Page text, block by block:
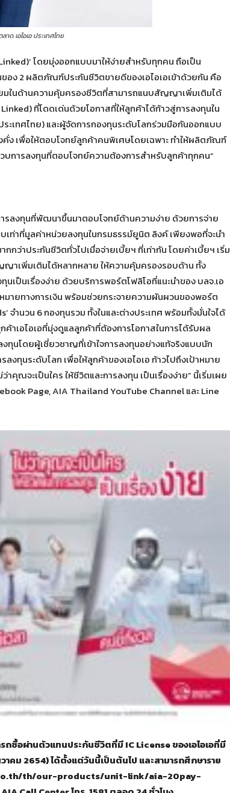
ด เอไอเอ ประเทศไทย
โดยมุ่งออกแบบมาให้ง่ายสำหรับทุกคน ถือเป็น
ง 2 ผลิตภัณฑ์ประกันชีวิตขายดีของเอไอเอเข้าด้วยกัน คือ
ในด้านความคุ้มครองชีวิตที่สามารถแนบสัญญาเพิ่มเติมได้
ที่โดดเด่นด้วยโอกาสที่ให้ลูกค้าได้ก้าวสู่การลงทุนใน
ะเทศไทย) และผู้จัดการกองทุนระดับโลกร่วมมือกันออกแบบ
ง เพื่อให้ตอบโจทย์ลูกค้าคนพิเศษโดยเฉพาะ ทำให้ผลิตภัณฑ์
บการลงทุนที่ตอบโจทย์ความต้องการสำหรับลูกค้าทุกคน”
รลงทุนที่พัฒนาขึ้นมาตอบโจทย์ด้านความง่าย ด้วยการจ่าย
ท่าที่มูลค่าหน่วยลงทุนในกรมธรรม์ยูนิต ลิงค์ เพียงพอที่จะนำ
กว่าประกันชีวิตทั่วไปเมื่อจ่ายเบี้ยฯ ที่เท่ากัน โดยค่าเบี้ยฯ เริ่ม
าเพิ่มเติมได้หลากหลาย ให้ความคุ้มครองรอบด้าน ทั้ง
นเป็นเรื่องง่าย ด้วยบริการพอร์ตโฟลิโอที่แนะนำของ บลจ.เอ
มายทางการเงิน พร้อมช่วยกระจายความผันผวนของพอร์ต
จำนวน 6 กองทุนรวม ทั้งในและต่างประเทศ พร้อมทั้งมั่นใจได้
าเอไอเอที่มุ่งดูแลลูกค้าที่ต้องการโอกาสในการได้รับผล
ทุนโดยผู้เชี่ยวชาญที่เข้าใจการลงทุนอย่างแท้จริงแบบนัก
นระดับโลก เพื่อให้ลูกค้าของเอไอเอ ก้าวไปถึงเป้าหมาย
คุณจะเป็นใคร ให้ชีวิตและการลงทุน เป็นเรื่องง่าย” นี้เริ่มเผย
Page, AIA Thailand YouTube Channel และ Line
ถซื้อผ่านตัวแทนประกันชีวิตที่มี IC License ของเอไอเอที่มี
คม 2654) ได้ตั้งแต่วันนี้เป็นต้นไป และสามารถศึกษาราย
th/our-products/unit-link/aia-20pay-